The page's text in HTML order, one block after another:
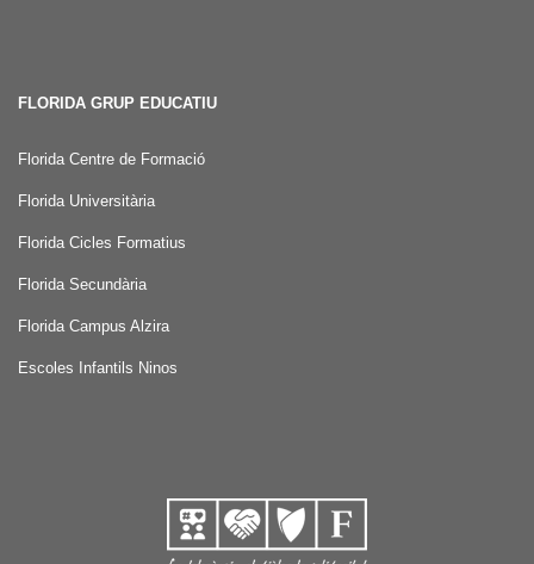
FLORIDA GRUP EDUCATIU
Florida Centre de Formació
Florida Universitària
Florida Cicles Formatius
Florida Secundària
Florida Campus Alzira
Escoles Infantils Ninos